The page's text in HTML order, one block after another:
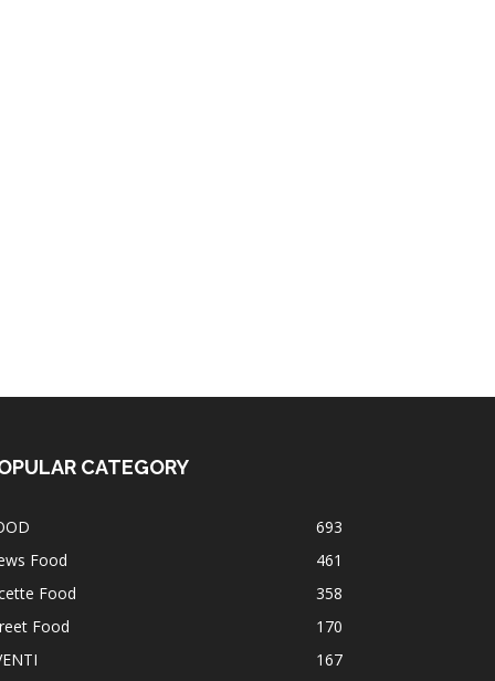
CATEGORY
693
Food
461
Food
358
Food
170
167